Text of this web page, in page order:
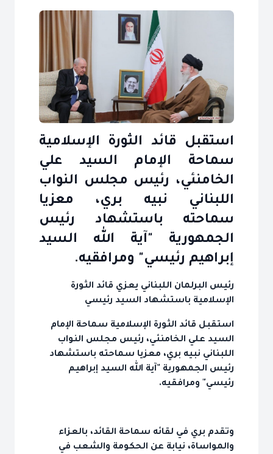
استقبل قائد الثورة الإسلامية
سماحة الإمام السيد علي
الخامنئي، رئيس مجلس النواب
اللبناني نبيه بري، معزيا
سماحته باستشهاد رئيس
الجمهورية "آية الله السيد
إبراهيم رئيسي" ومرافقيه.
رئيس البرلمان اللبناني يعزي قائد الثورة
الإسلامية باستشهاد السيد رئيسي
استقبل قائد الثورة الإسلامية سماحة الإمام
السيد علي الخامنئي، رئيس مجلس النواب
اللبناني نبيه بري، معزيا سماحته باستشهاد
رئيس الجمهورية "آية الله السيد إبراهيم
رئيسي" ومرافقيه.
وتقدم بري في لقائه سماحة القائد، بالعزاء
والمواساة، نيابة عن الحكومة والشعب في